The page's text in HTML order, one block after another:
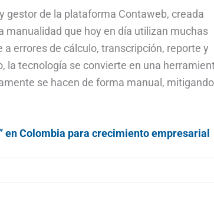
gestor de la plataforma Contaweb, creada
manualidad que hoy en día utilizan muchas
errores de cálculo, transcripción, reporte y
la tecnología se convierte en una
se hacen de forma manual, mitigando
Colombia para crecimiento empresarial